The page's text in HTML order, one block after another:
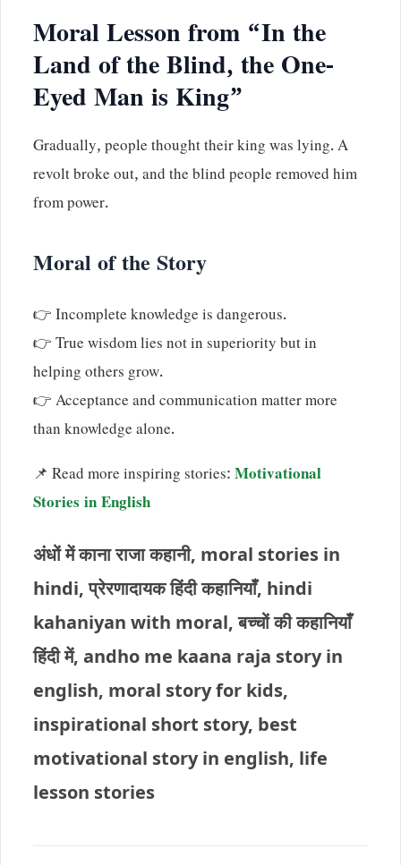
Moral Lesson from “In the
Land of the Blind, the One-
Eyed Man is King”
Gradually, people thought their king was lying. A
revolt broke out, and the blind people removed him
from power.
Moral of the Story
👉 Incomplete knowledge is dangerous.
👉 True wisdom lies not in superiority but in
helping others grow.
👉 Acceptance and communication matter more
than knowledge alone.
📌 Read more inspiring stories:Motivational
Stories in English
अंधों में काना राजा कहानी, moral stories in
hindi, प्रेरणादायक हिंदी कहानियाँ, hindi
kahaniyan with moral, बच्चों की कहानियाँ
हिंदी में, andho me kaana raja story in
english, moral story for kids,
inspirational short story, best
motivational story in english, life
lesson stories